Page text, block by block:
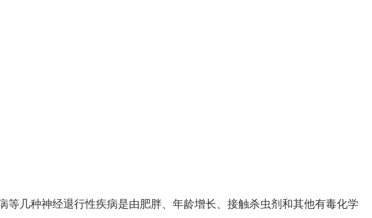
几种神经退行性疾病是由肥胖、年龄增长、接触杀虫剂和其他有毒化学